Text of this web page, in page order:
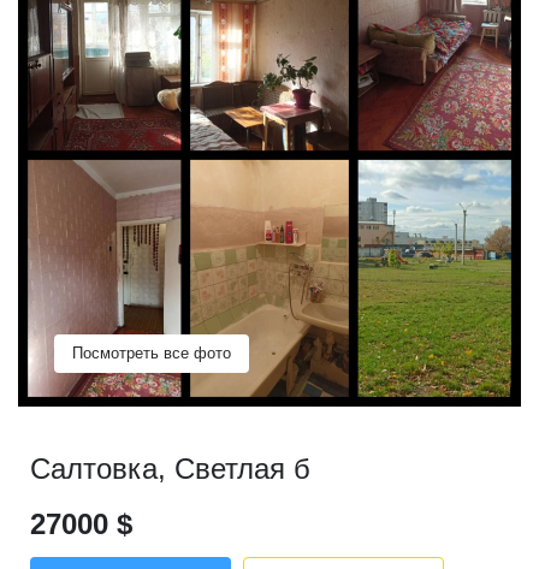
Посмотреть все фото
Салтовка, Светлая б
27000 $